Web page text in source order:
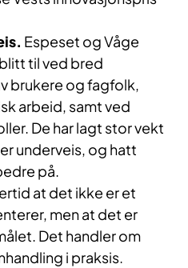
Espeset og Våge
til ved bred
brukere og fagfolk,
arbeid, samt ved
De har lagt stor vekt
underveis, og hatt
på.
at det ikke er et
men at det er
Det handler om
i praksis.